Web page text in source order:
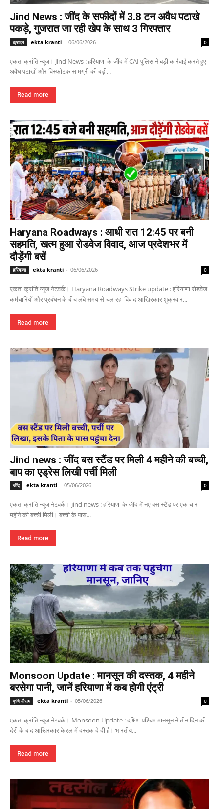
Jind News : जींद के सफीदों में 3.8 टन अवैध पटाखे
पकड़े, गुजरात जा रही खेप के साथ 3 गिरफ्तार
क्राइम ekta kranti - 06/06/2026 0
एकता क्रांति न्यूज। Jind News : हरियाणा के जींद में CAI पुलिस ने बड़ी कार्रवाई करते हुए
अवैध पटाखों और विस्फोटक सामग्री की बड़ी...
Read more
Haryana Roadways : आधी रात 12:45 पर बनी
सहमति, खत्म हुआ रोडवेज विवाद, आज प्रदेशभर में
दौड़ेंगी बसें
हरियाणा ekta kranti - 06/06/2026 0
एकता क्रांति न्यूज नेटवर्क। Haryana Roadways Strike update : हरियाणा रोडवेज
कर्मचारियों और प्रबंधन के बीच लंबे समय से चल रहा विवाद आखिरकार शुक्रवार...
Read more
Jind news : जींद बस स्टैंड पर मिली 4 महीने की बच्ची,
बाप का एड्रेस लिखी पर्ची मिली
जींद ekta kranti - 05/06/2026 0
एकता क्रांति न्यूज नेटवर्क। Jind news : हरियाणा के जींद में नए बस स्टैंड पर एक चार
महीने की बच्ची मिली। बच्ची के पास...
Read more
Monsoon Update : मानसून की दस्तक, 4 महीने
बरसेगा पानी, जानें हरियाणा में कब होगी एंट्री
कृषि मौसम ekta kranti - 05/06/2026 0
एकता क्रांति न्यूज नेटवर्क। Monsoon Update : दक्षिण-पश्चिम मानसून ने तीन दिन की
देरी के बाद आखिरकार केरल में दस्तक दे दी है। भारतीय...
Read more